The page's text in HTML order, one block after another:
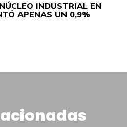
INDUSTRIAL EN
APENAS UN 0,9%